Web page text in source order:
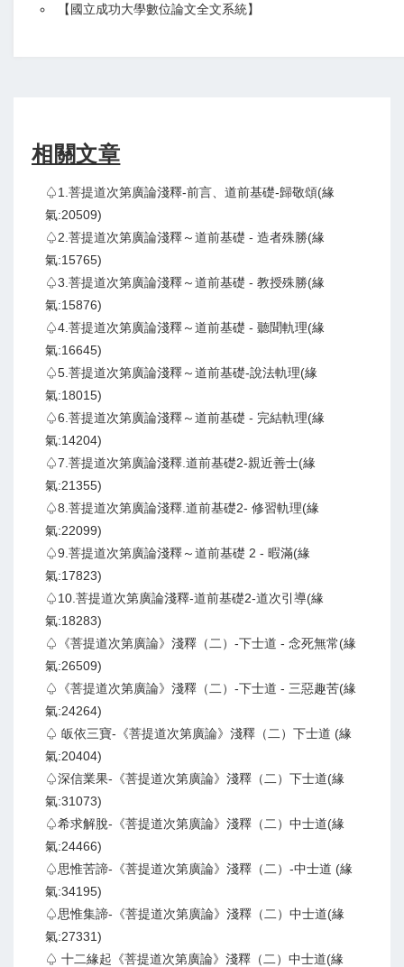
【國立成功大學數位論文全文系統】
相關文章
♤1.菩提道次第廣論淺釋-前言、道前基礎-歸敬頌(緣
氣:20509)
♤2.菩提道次第廣論淺釋～道前基礎 - 造者殊勝(緣
氣:15765)
♤3.菩提道次第廣論淺釋～道前基礎 - 教授殊勝(緣
氣:15876)
♤4.菩提道次第廣論淺釋～道前基礎 - 聽聞軌理(緣
氣:16645)
♤5.菩提道次第廣論淺釋～道前基礎-說法軌理(緣
氣:18015)
♤6.菩提道次第廣論淺釋～道前基礎 - 完結軌理(緣
氣:14204)
♤7.菩提道次第廣論淺釋.道前基礎2-親近善士(緣
氣:21355)
♤8.菩提道次第廣論淺釋.道前基礎2- 修習軌理(緣
氣:22099)
♤9.菩提道次第廣論淺釋～道前基礎 2 - 暇滿(緣
氣:17823)
♤10.菩提道次第廣論淺釋-道前基礎2-道次引導(緣
氣:18283)
♤《菩提道次第廣論》淺釋（二）-下士道 - 念死無常(緣
氣:26509)
♤《菩提道次第廣論》淺釋（二）-下士道 - 三惡趣苦(緣
氣:24264)
♤ 皈依三寶-《菩提道次第廣論》淺釋（二）下士道 (緣
氣:20404)
♤深信業果-《菩提道次第廣論》淺釋（二）下士道(緣
氣:31073)
♤希求解脫-《菩提道次第廣論》淺釋（二）中士道(緣
氣:24466)
♤思惟苦諦-《菩提道次第廣論》淺釋（二）-中士道 (緣
氣:34195)
♤思惟集諦-《菩提道次第廣論》淺釋（二）中士道(緣
氣:27331)
♤ 十二緣起《菩提道次第廣論》淺釋（二）中士道(緣